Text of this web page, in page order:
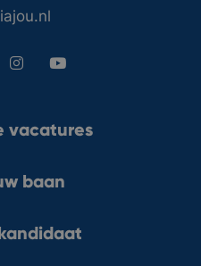
vacatures
baan